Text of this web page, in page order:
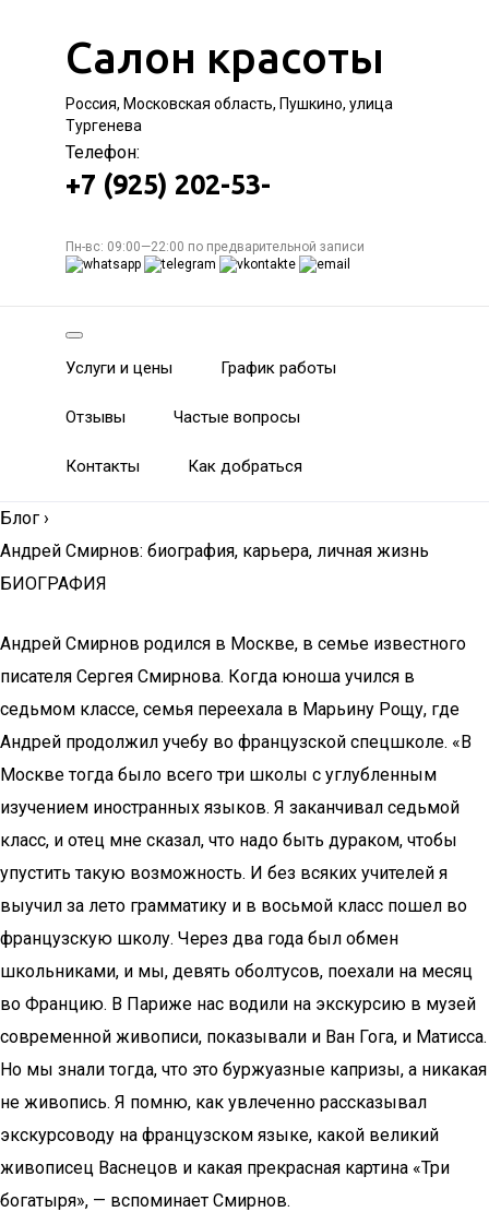
Салон красоты
Россия, Московская область, Пушкино, улица
Тургенева
Телефон:
+7 (925) 202-53-
Пн-вс: 09:00—22:00 по предварительной записи
Услуги и цены График работы
Отзывы Частые вопросы
Контакты Как добраться
Блог ›
Андрей Смирнов: биография, карьера, личная жизнь
БИОГРАФИЯ
Андрей Смирнов родился в Москве, в семье известного
писателя Сергея Смирнова. Когда юноша учился в
седьмом классе, семья переехала в Марьину Рощу, где
Андрей продолжил учебу во французской спецшколе. «В
Москве тогда было всего три школы с углубленным
изучением иностранных языков. Я заканчивал седьмой
класс, и отец мне сказал, что надо быть дураком, чтобы
упустить такую возможность. И без всяких учителей я
выучил за лето грамматику и в восьмой класс пошел во
французскую школу. Через два года был обмен
школьниками, и мы, девять оболтусов, поехали на месяц
во Францию. В Париже нас водили на экскурсию в музей
современной живописи, показывали и Ван Гога, и Матисса.
Но мы знали тогда, что это буржуазные капризы, а никакая
не живопись. Я помню, как увлеченно рассказывал
экскурсоводу на французском языке, какой великий
живописец Васнецов и какая прекрасная картина «Три
богатыря», — вспоминает Смирнов.